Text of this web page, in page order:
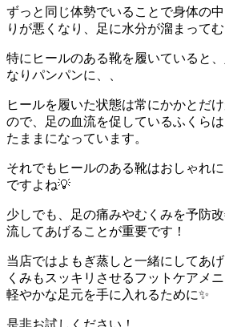
ずっと同じ体勢でいることで身体の
りが悪くなり、足に水分が溜まって
特にヒールのある靴を履いていると
なりパンパンに、、
ヒールを履いた状態は常にかかとだ
ので、足の血流を促しているふくら
たままになっています。
それでもヒールのある靴はおしゃれ
ですよね💡
少しでも、足の痛みやむくみを予防
流してあげることが重要です！
当店ではよもぎ蒸しと一緒にしてあ
くみもスッキリさせるフットケアメ
軽やかな足元を手に入れるために✨
是非お試しください！